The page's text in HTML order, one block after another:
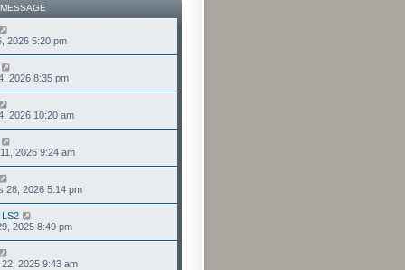
2026 5:20 pm
2026 8:35 pm
2026 10:20 am
2026 9:24 am
28, 2026 5:14 pm
LS2
2025 8:49 pm
2025 9:43 am